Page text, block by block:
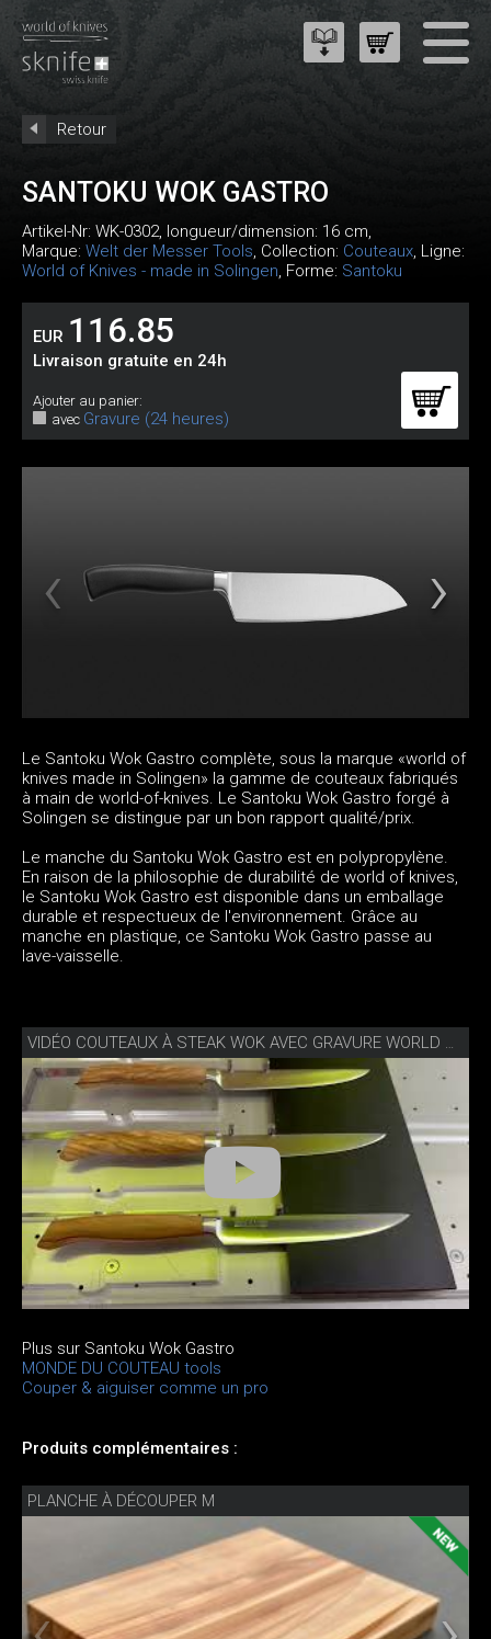
Retour
SANTOKU WOK GASTRO
Artikel-Nr: WK-0302, longueur/dimension: 16 cm,
Marque: Welt der Messer Tools, Collection: Couteaux, Ligne:
World of Knives - made in Solingen, Forme: Santoku
EUR 116.85
Livraison gratuite en 24h
Ajouter au panier:
avec Gravure (24 heures)
Le Santoku Wok Gastro complète, sous la marque «world of
knives made in Solingen» la gamme de couteaux fabriqués
à main de world-of-knives. Le Santoku Wok Gastro forgé à
Solingen se distingue par un bon rapport qualité/prix.
Le manche du Santoku Wok Gastro est en polypropylène.
En raison de la philosophie de durabilité de world of knives,
le Santoku Wok Gastro est disponible dans un emballage
durable et respectueux de l'environnement. Grâce au
manche en plastique, ce Santoku Wok Gastro passe au
lave-vaisselle.
Plus sur Santoku Wok Gastro
MONDE DU COUTEAU tools
Couper & aiguiser comme un pro
Produits complémentaires :
PLANCHE À DÉCOUPER M